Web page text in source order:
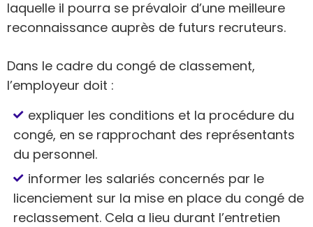
laquelle il pourra se prévaloir d’une meilleure
reconnaissance auprès de futurs recruteurs.
Dans le cadre du congé de classement,
l’employeur doit :
expliquer les conditions et la procédure du
congé, en se rapprochant des représentants
du personnel.
informer les salariés concernés par le
licenciement sur la mise en place du congé de
reclassement. Cela a lieu durant l’entretien